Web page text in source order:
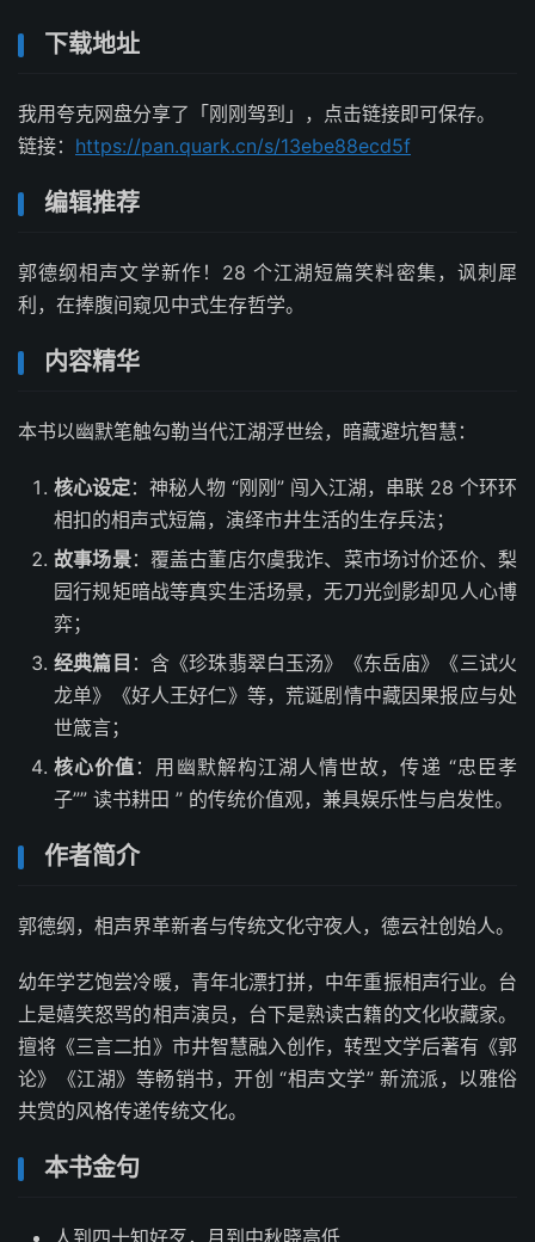
下载地址
我用夸克网盘分享了「刚刚驾到」，点击链接即可保存。
链接： https://pan.quark.cn/s/13ebe88ecd5f
编辑推荐
郭德纲相声文学新作！28 个江湖短篇笑料密集，讽刺犀
利，在捧腹间窥见中式生存哲学。
内容精华
本书以幽默笔触勾勒当代江湖浮世绘，暗藏避坑智慧：
核心设定：神秘人物 “刚刚” 闯入江湖，串联 28 个环环
相扣的相声式短篇，演绎市井生活的生存兵法；
故事场景：覆盖古董店尔虞我诈、菜市场讨价还价、梨
园行规矩暗战等真实生活场景，无刀光剑影却见人心博
弈；
经典篇目 ：含《珍珠翡翠白玉汤》《东岳庙》《三试火
龙单》《好人王好仁》等，荒诞剧情中藏因果报应与处
世箴言；
核心价值 ：用幽默解构江湖人情世故，传递 “忠臣孝
子”” 读书耕田 ” 的传统价值观，兼具娱乐性与启发性。
作者简介
郭德纲，相声界革新者与传统文化守夜人，德云社创始人。
幼年学艺饱尝冷暖，青年北漂打拼，中年重振相声行业。台
上是嬉笑怒骂的相声演员，台下是熟读古籍的文化收藏家。
擅将《三言二拍》市井智慧融入创作，转型文学后著有《郭
论》《江湖》等畅销书，开创 “相声文学” 新流派，以雅俗
共赏的风格传递传统文化。
本书金句
人到四十知好歹，月到中秋晓高低